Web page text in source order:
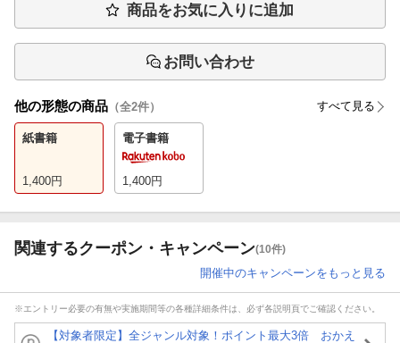
商品をお気に入りに追加
お問い合わせ
他の形態の商品 （全2件） すべて見る
紙書籍
1,400円
電子書籍
1,400円
関連するクーポン・キャンペーン(10件)
開催中のキャンペーンをもっと見る
※エントリー必要の有無や実施期間等の各種詳細条件は、必ず各説明頁でご確認ください。
【対象者限定】全ジャンル対象！ポイント最大3倍 おかえ